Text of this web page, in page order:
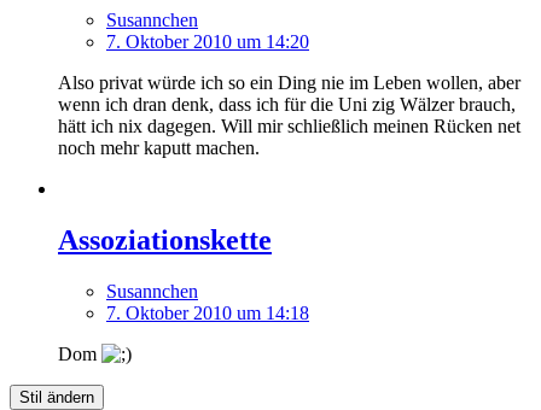
Susannchen
7. Oktober 2010 um 14:20
Also privat würde ich so ein Ding nie im Leben wollen, aber
wenn ich dran denk, dass ich für die Uni zig Wälzer brauch,
hätt ich nix dagegen. Will mir schließlich meinen Rücken net
noch mehr kaputt machen.
Assoziationskette
Susannchen
7. Oktober 2010 um 14:18
Dom
Stil ändern